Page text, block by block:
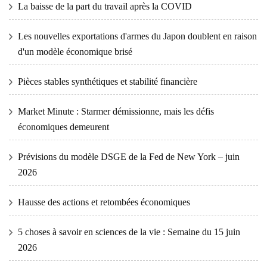
La baisse de la part du travail après la COVID
Les nouvelles exportations d'armes du Japon doublent en raison
d'un modèle économique brisé
Pièces stables synthétiques et stabilité financière
Market Minute : Starmer démissionne, mais les défis
économiques demeurent
Prévisions du modèle DSGE de la Fed de New York – juin
2026
Hausse des actions et retombées économiques
5 choses à savoir en sciences de la vie : Semaine du 15 juin
2026